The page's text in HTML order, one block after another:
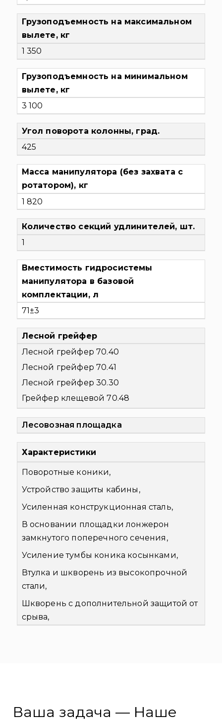
Грузоподъемность на максимальном
вылете, кг
1 350
Грузоподъемность на минимальном
вылете, кг
3 100
Угол поворота колонны, град.
425
Масса манипулятора (без захвата с
ротатором), кг
1 820
Количество секций удлинителей, шт.
1
Вместимость гидросистемы
манипулятора в базовой
комплектации, л
71±3
Лесной грейфер
Лесной грейфер 70.40
Лесной грейфер 70.41
Лесной грейфер 30.30
Грейфер клещевой 70.48
Лесовозная площадка
Характеристики
Поворотные коники,
Устройство защиты кабины,
Усиленная конструкционная сталь,
В основании площадки лонжерон
замкнутого поперечного сечения,
Усиление тумбы коника косынками,
Втулка и шкворень из высокопрочной
стали,
Шкворень с дополнительной защитой от
срыва,
Ваша задача — Наше